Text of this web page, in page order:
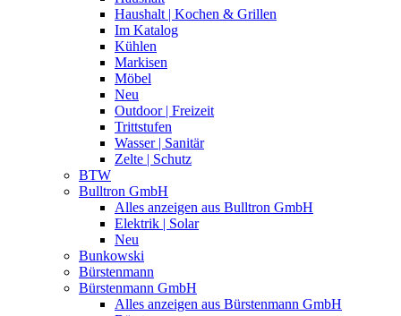
Haushalt | Kochen & Grillen
Im Katalog
Kühlen
Markisen
Möbel
Neu
Outdoor | Freizeit
Trittstufen
Wasser | Sanitär
Zelte | Schutz
BTW
Bulltron GmbH
Alles anzeigen aus Bulltron GmbH
Elektrik | Solar
Neu
Bunkowski
Bürstenmann
Bürstenmann GmbH
Alles anzeigen aus Bürstenmann GmbH